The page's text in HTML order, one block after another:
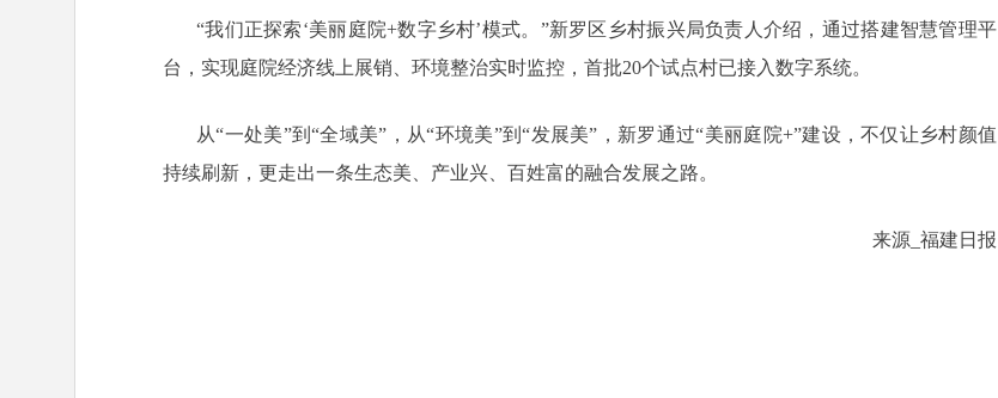
“我们正探索‘美丽庭院+数字乡村’模式。”新罗区乡村振兴局负责人介绍，通过搭建智慧管理平
台，实现庭院经济线上展销、环境整治实时监控，首批20个试点村已接入数字系统。
从“一处美”到“全域美”，从“环境美”到“发展美”，新罗通过“美丽庭院+”建设，不仅让乡村颜值
持续刷新，更走出一条生态美、产业兴、百姓富的融合发展之路。
来源_福建日报